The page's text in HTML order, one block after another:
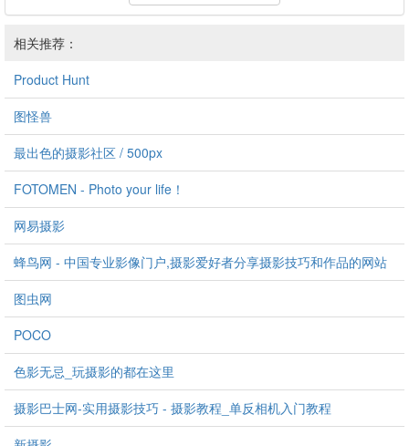
相关推荐：
Product Hunt
图怪兽
最出色的摄影社区 / 500px
FOTOMEN - Photo your life！
网易摄影
蜂鸟网 - 中国专业影像门户,摄影爱好者分享摄影技巧和作品的网站
图虫网
POCO
色影无忌_玩摄影的都在这里
摄影巴士网-实用摄影技巧 - 摄影教程_单反相机入门教程